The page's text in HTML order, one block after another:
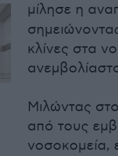
μίλησε η
κλίνες στα
Μιλώντας
από τους
νοσοκομεία,